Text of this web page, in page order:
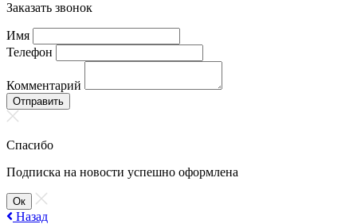
Заказать звонок
Имя
Телефон
Комментарий
Отправить
Спасибо
Подписка на новости успешно оформлена
Ок
Назад